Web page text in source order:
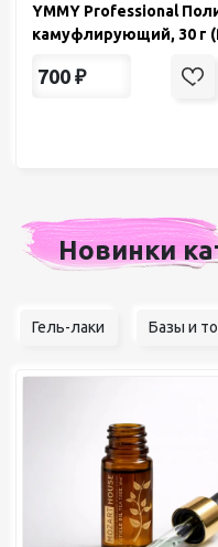
YMMY Professional
камуфлирующий, 30 г
700 ₽
Новинки
Гель-лаки Базы и